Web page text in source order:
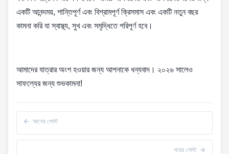
একটি আনন্দময়, শান্তিপূর্ণ এবং বিশ্রামপূর্ণ ক্রিসমাস এবং একটি নতুন বছর
কামনা করি যা স্বাস্থ্য, সুখ এবং সমৃদ্ধিতে পরিপূর্ণ হবে।
আমাদের যাত্রার অংশ হওয়ার জন্য আপনাকে ধন্যবাদ। ২০২৬ সালেও
সাফল্যের জন্য শুভকামনা!
আগের পোস্ট
পরের পোস্ট